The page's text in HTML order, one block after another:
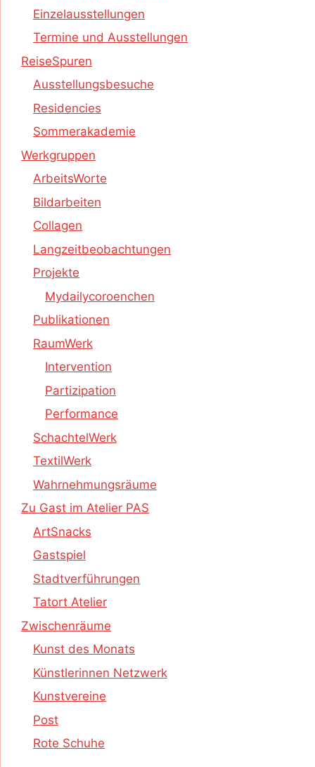
Einzelausstellungen
Termine und Ausstellungen
ReiseSpuren
Ausstellungsbesuche
Residencies
Sommerakademie
Werkgruppen
ArbeitsWorte
Bildarbeiten
Collagen
Langzeitbeobachtungen
Projekte
Mydailycoroenchen
Publikationen
RaumWerk
Intervention
Partizipation
Performance
SchachtelWerk
TextilWerk
Wahrnehmungsräume
Zu Gast im Atelier PAS
ArtSnacks
Gastspiel
Stadtverführungen
Tatort Atelier
Zwischenräume
Kunst des Monats
Künstlerinnen Netzwerk
Kunstvereine
Post
Rote Schuhe